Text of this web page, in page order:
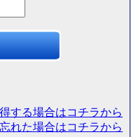
する場合はコチラから
れた場合はコチラから